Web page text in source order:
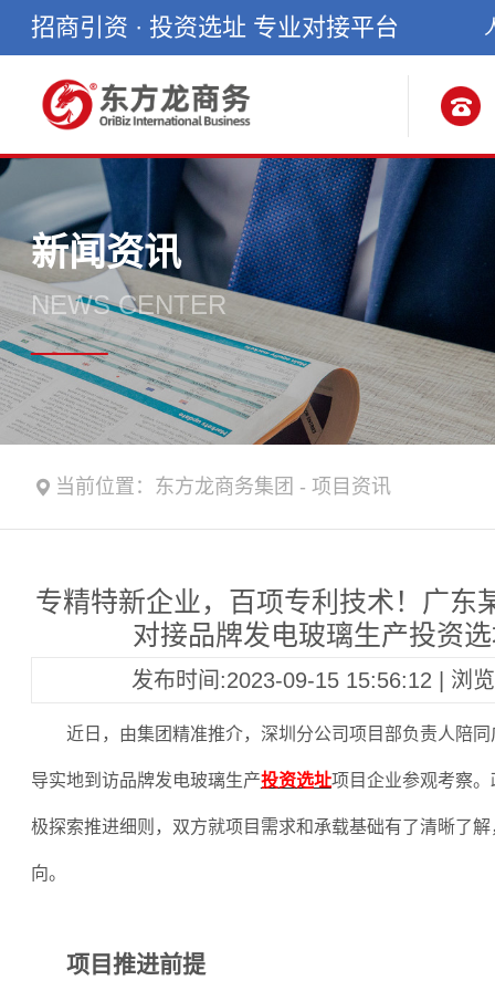
招商引资 · 投资选址 专业对接平台
新闻资讯
NEWS CENTER
当前位置： 东方龙商务集团 - 项目资讯
专精特新企业，百项专利技术！广东
对接品牌发电玻璃生产投资
发布时间:2023-09-15 15:56:12 | 浏
近日，由集团精准推介，深圳分公司项目部负责人陪同
导实地到访品牌发电玻璃生产投资选址项目企业参观考察
极探索推进细则，双方就项目需求和承载基础有了清晰了
向。
项目推进前提